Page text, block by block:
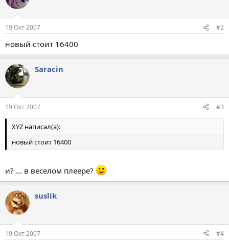
19 Окт 2007 #2
новый стоит 16400
Saracin
19 Окт 2007 #3
XYZ написал(а):
новый стоит 16400
и? ... в веселом плеере?
suslik
19 Окт 2007 #4